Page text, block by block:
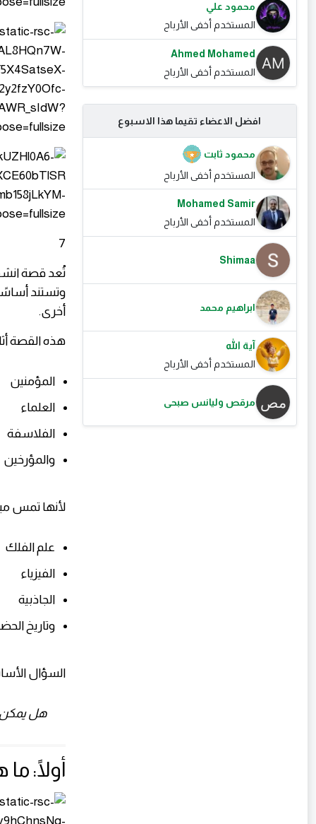
محمود علي
المستخدم أخفى الأرباح
Ahmed Mohamed
المستخدم أخفى الأرباح
افضل الاعضاء تقيما هذا الاسبوع
محمود ثابت
المستخدم أخفى الأرباح
Mohamed Samir
المستخدم أخفى الأرباح
Shimaa
ابراهيم محمد
آية الله
المستخدم أخفى الأرباح
مرقص وليانس صبحى
7
تُعد قصة
وتستند
أخرى.
هذه القصة
المؤمنين
العلماء
الفلاسفة
والمؤرخين
لأنها تمس
علم الفلك
الفيزياء
الجاذبية
وتاريخ
السؤال
هل يمكن
أولًا: